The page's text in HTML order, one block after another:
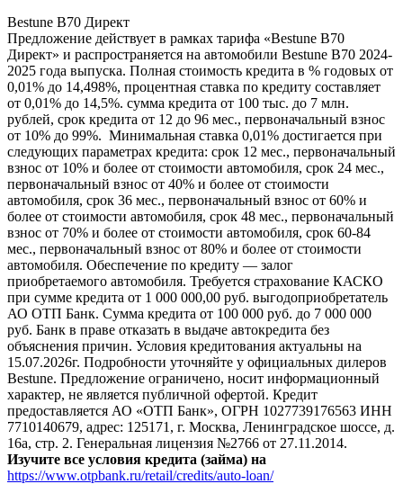
Bestune B70 Директ
Предложение действует в рамках тарифа «Bestune B70
Директ» и распространяется на автомобили Bestune B70 2024-
2025 года выпуска. Полная стоимость кредита в % годовых от
0,01% до 14,498%, процентная ставка по кредиту составляет
от 0,01% до 14,5%. сумма кредита от 100 тыс. до 7 млн.
рублей, срок кредита от 12 до 96 мес., первоначальный взнос
от 10% до 99%. Минимальная ставка 0,01% достигается при
следующих параметрах кредита: срок 12 мес., первоначальный
взнос от 10% и более от стоимости автомобиля, срок 24 мес.,
первоначальный взнос от 40% и более от стоимости
автомобиля, срок 36 мес., первоначальный взнос от 60% и
более от стоимости автомобиля, срок 48 мес., первоначальный
взнос от 70% и более от стоимости автомобиля, срок 60-84
мес., первоначальный взнос от 80% и более от стоимости
автомобиля. Обеспечение по кредиту — залог
приобретаемого автомобиля. Требуется страхование КАСКО
при сумме кредита от 1 000 000,00 руб. выгодоприобретатель
АО ОТП Банк. Сумма кредита от 100 000 руб. до 7 000 000
руб. Банк в праве отказать в выдаче автокредита без
объяснения причин. Условия кредитования актуальны на
15.07.2026г. Подробности уточняйте у официальных дилеров
Bestune. Предложение ограничено, носит информационный
характер, не является публичной офертой. Кредит
предоставляется АО «ОТП Банк», ОГРН 1027739176563 ИНН
7710140679, адрес: 125171, г. Москва, Ленинградское шоссе, д.
16а, стр. 2. Генеральная лицензия №2766 от 27.11.2014.
Изучите все условия кредита (займа) на
https://www.otpbank.ru/retail/credits/auto-loan/